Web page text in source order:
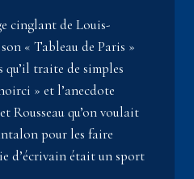
cinglant de Louis-
« Tableau de Paris »
qu’il traite de simples
» et l’anecdote
Rousseau qu’on voulait
pour les faire
d’écrivain était un sport